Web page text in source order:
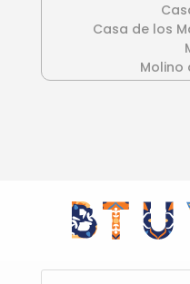
Casa de los
Molino